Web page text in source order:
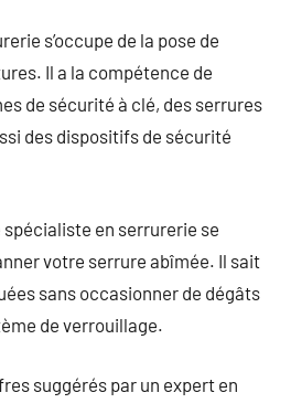
s’occupe de la pose de
Il a la compétence de
de sécurité à clé, des serrures
des dispositifs de sécurité
spécialiste en serrurerie se
votre serrure abîmée. Il sait
sans occasionner de dégâts
de verrouillage.
suggérés par un expert en